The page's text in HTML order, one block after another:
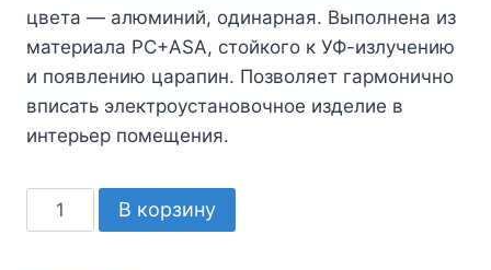
цвета — алюминий, одинарная. Выполнена из
материала PС+ASA, стойкого к УФ-излучению
и появлению царапин. Позволяет гармонично
вписать электроустановочное изделие в
интерьер помещения.
Количество
товара
В корзину